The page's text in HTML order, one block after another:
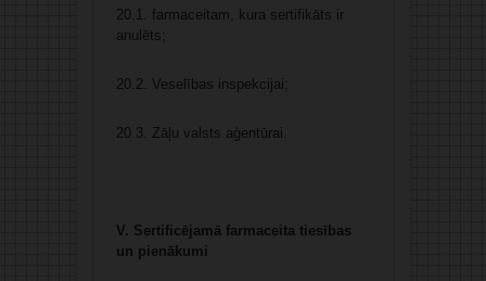
20.1. farmaceitam, kura sertifikāts ir
anulēts;
20.2. Veselības inspekcijai;
20.3. Zāļu valsts aģentūrai.
V. Sertificējamā farmaceita tiesības
un pienākumi